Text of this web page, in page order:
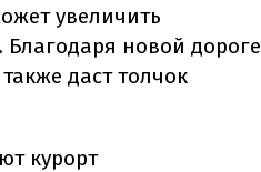
увеличить
Благодаря новой дороге
даст толчок
курорт